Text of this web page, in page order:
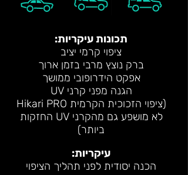
תכונות עיקריות:
ציפוי קרמי יציב
ברק נוצץ מרבי בזמן ארוך
אפקט הידרופובי ממושך
הגנה מפני קרני UV
(ציפוי הזכוכית הקרמית Hikari PRO
לא מושפע גם מהקרני UV החזקות
ביותר)
עיקריות:
הכנה יסודית לפני תהליך הציפוי